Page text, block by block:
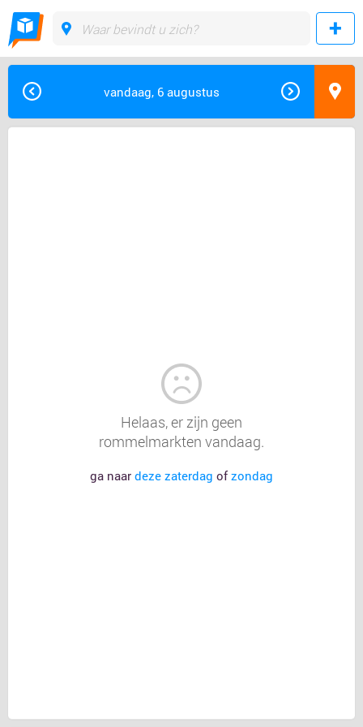
vandaag, 6 augustus
Helaas, er zijn geen
rommelmarkten vandaag.
ga naar deze zaterdag ofzondag